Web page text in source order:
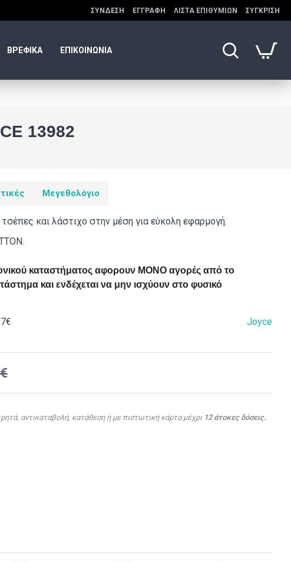
ΣΎΝΔΕΣΗ ΕΓΓΡΑΦΉ ΛΊΣΤΑ ΕΠΙΘΥΜΙΏΝ ΣΎΓΚΡΙΣΗ
ΒΡΕΦΙΚΑ ΕΠΙΚΟΙΝΩΝΙΑ
13982
Μεγεθολόγιο
και λάστιχο στην μέση για εύκολη εφαρμογή.
καταστήματος αφορουν ΜΟΝΟ αγορές από το
και ενδέχεται να μην ισχύουν στο φυσικό
Joyce
αντικαταβολή, κατάθεση ή με πιστωτική κάρτα μέχρι 12 άτοκες δόσεις.